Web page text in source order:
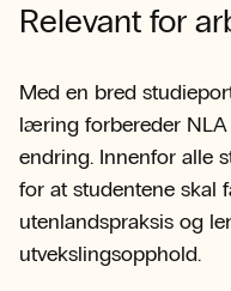
Relevant for
Med en bred
læring forbereder NLA
endring. Innenfor alle
for at studentene skal
utenlandspraksis og
utvekslingsopphold.